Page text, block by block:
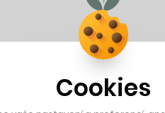
Cookies